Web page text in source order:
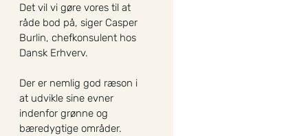
Det vil vi gøre vores til at
råde bod på, siger Casper
Burlin, chefkonsulent hos
Dansk Erhverv.
Der er nemlig god ræson i
at udvikle sine evner
indenfor grønne og
bæredygtige områder.